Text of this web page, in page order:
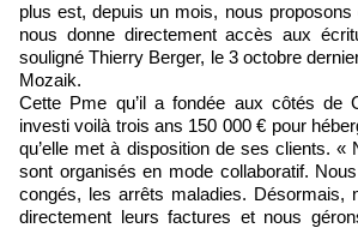
plus est, depuis un mois, nous
nous donne directement accès aux
souligné Thierry Berger, le 3 octobre
Mozaik.
Cette Pme qu’il a fondée aux côtés de
investi voilà trois ans 150 000 € pour
qu’elle met à disposition de ses clients. «
sont organisés en mode collaboratif.
congés, les arrêts maladies. Désormais,
directement leurs factures et nous